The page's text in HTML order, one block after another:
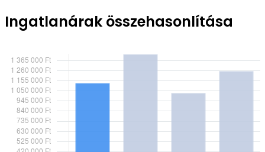
Ingatlanárak összehasonlítása